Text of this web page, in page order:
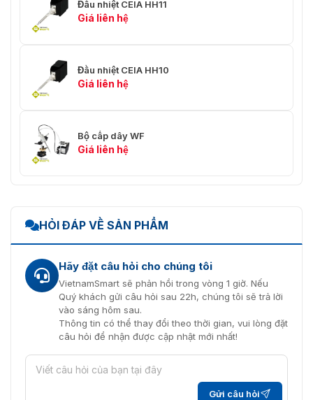
Đầu nhiệt CEIA HH11
Giá liên hệ
Đầu nhiệt CEIA HH10
Giá liên hệ
Bộ cấp dây WF
Giá liên hệ
HỎI ĐÁP VỀ SẢN PHẨM
Hãy đặt câu hỏi cho chúng tôi
VietnamSmart sẽ phản hồi trong vòng 1 giờ. Nếu
Quý khách gửi câu hỏi sau 22h, chúng tôi sẽ trả lời
vào sáng hôm sau.
Thông tin có thể thay đổi theo thời gian, vui lòng đặt
câu hỏi để nhận được cập nhật mới nhất!
Gửi câu hỏi